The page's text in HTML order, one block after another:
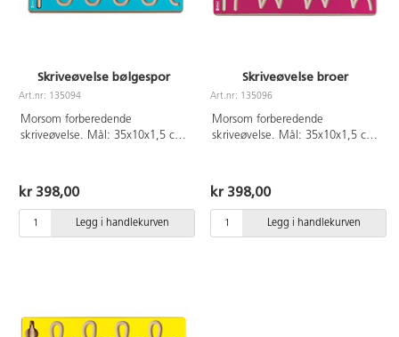
Skriveøvelse bølgespor
Art.nr: 135094
Morsom forberedende
skriveøvelse. Mål: 35x10x1,5 cm.
kr 398,00
Legg i handlekurven
Skriveøvelse broer
Art.nr: 135096
Morsom forberedende
skriveøvelse. Mål: 35x10x1,5 cm.
kr 398,00
Legg i handlekurven